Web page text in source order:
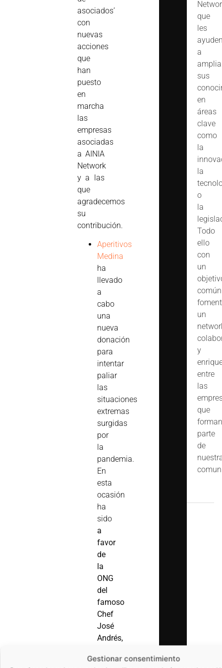
Gestionar consentimiento
asociados’
con
nuevas
acciones
que
han
puesto
en
marcha
las
empresas
asociadas
a AINIA
Network
y a las
que
agradecemos
su
contribución.
Aperitivos
Medina
ha
llevado
a
cabo
una
nueva
donación
para
intentar
paliar
las
situaciones
extremas
surgidas
por
la
pandemia.
En
esta
ocasión
ha
sido
a
favor
de
la
ONG
del
famoso
Chef
José
Andrés,
Central
que
les
a
sus
en
áreas
clave
como
la
la
o
la
Todo
ello
con
un
un
y
entre
las
que
forman
parte
de